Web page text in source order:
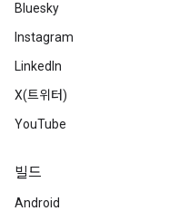
Bluesky
Instagram
LinkedIn
X(트위터)
YouTube
빌드
Android